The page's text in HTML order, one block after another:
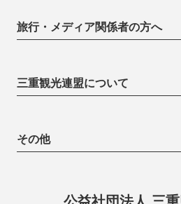
旅行・メディア関係者の方へ
三重観光連盟について
その他